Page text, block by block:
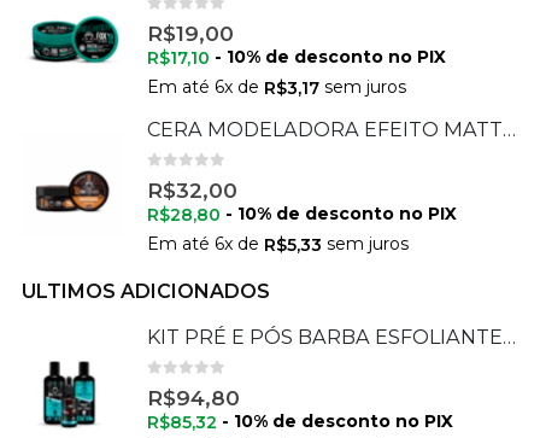
de 5
R$19,00
R$17,10 - 10% de desconto no PIX
Em até 6x de R$3,17sem juros
CERA MODELADORA EFEITO MATTE 70G
de 5
R$32,00
R$28,80 - 10% de desconto no PIX
Em até 6x de R$5,33 sem juros
ULTIMOS ADICIONADOS
KIT PRÉ E PÓS BARBA ESFOLIANTE + SÉRUM + HIDRATANTE
de 5
R$94,80
R$85,32 - 10% de desconto no PIX